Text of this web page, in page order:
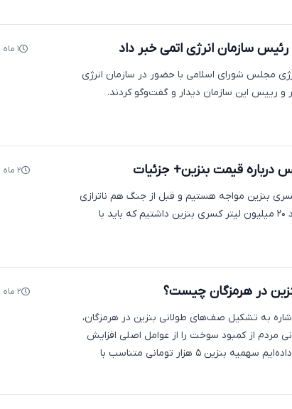
۱ ماه پیش سازمان انرژی اتمی خبر داد
مجلس شورای اسلامی با حضور در سازمان انرژی
و رییس این سازمان دیدار و گفت‌وگو کردند.
۲ ماه پیش درباره قیمت بنزین+ جزئیات
بنزین مواجه هستیم و قبل از جنگ هم ناترازی
بنزین وجود داشت و روزانه حدود ۲۰ میلیون لیتر کسری بنزین داشتیم که باید با
۲ ماه پیش در هرمزگان چیست؟
به تشکیل صف‌های طولانی بنزین در هرمزگان،
مردم از کمبود سوخت را از عوامل اصلی افزایش
مصرف دانست و گفت: پیشنهاد داده‌ایم سهمیه بنزین ۵ هزار تومانی متناسب با